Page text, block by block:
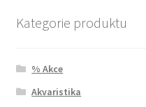
Kategorie produktu
% Akce
Akvaristika